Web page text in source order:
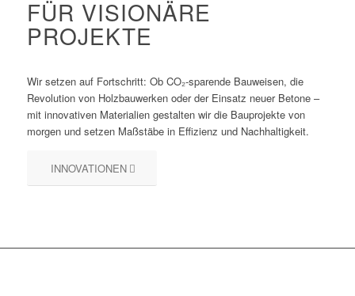
FÜR VISIONÄRE
PROJEKTE
Wir setzen auf Fortschritt: Ob CO₂-sparende Bauweisen, die
Revolution von Holzbauwerken oder der Einsatz neuer Betone –
mit innovativen Materialien gestalten wir die Bauprojekte von
morgen und setzen Maßstäbe in Effizienz und Nachhaltigkeit.
INNOVATIONEN